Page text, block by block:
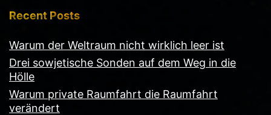
Recent Posts
Warum der Weltraum nicht wirklich leer ist
Drei sowjetische Sonden auf dem Weg in die
Hölle
Warum private Raumfahrt die Raumfahrt
verändert